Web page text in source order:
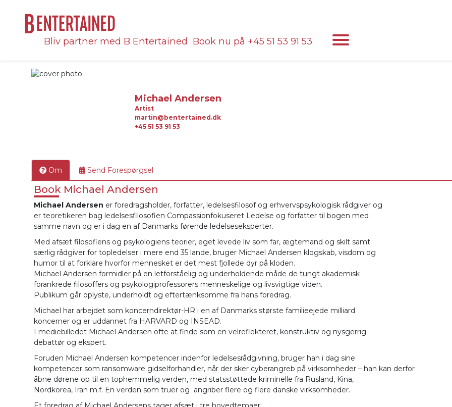
Bliv partner med B Entertained Book nu på +45 51 53 91 53
Michael Andersen
Artist
martin@bentertained.dk
+45 51 53 91 53
Om Send Forespørgsel
Book Michael Andersen
Michael Andersen er foredragsholder, forfatter, ledelsesfilosof og erhvervspsykologisk rådgiver og
er teoretikeren bag ledelsesfilosofien Compassionfokuseret Ledelse og forfatter til bogen med
samme navn og er i dag en af Danmarks førende ledelseseksperter.
Med afsæt filosofiens og psykologiens teorier, eget levede liv som far, ægtemand og skilt samt
særlig rådgiver for topledelser i mere end 35 lande, bruger Michael Andersen klogskab, visdom og
humor til at forklare hvorfor mennesket er det mest fjollede dyr på kloden.
Michael Andersen formidler på en letforståelig og underholdende måde de tungt akademisk
forankrede filosoffers og psykologiprofessorers menneskelige og livsvigtige viden.
Publikum går oplyste, underholdt og eftertænksomme fra hans foredrag.
Michael har arbejdet som koncerndirektør-HR i en af Danmarks største familieejede milliard
koncerner og er uddannet fra HARVARD og INSEAD.
I mediebilledet Michael Andersen ofte at finde som en velreflekteret, konstruktiv og nysgerrig
debattør og ekspert.
Foruden Michael Andersen kompetencer indenfor ledelsesrådgivning, bruger han i dag sine
kompetencer som ransomware gidselforhandler, når der sker cyberangreb på virksomheder – han kan derfor
åbne dørene op til en tophemmelig verden, med statsstøttede kriminelle fra Rusland, Kina,
Nordkorea, Iran m.f. En verden som truer og angriber flere og flere danske virksomheder.